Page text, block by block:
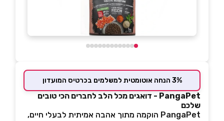
3% הנחה אוטומטית למשלמים בכרטיס המועדון
PangaPet - דואגים מכל הלב לחברים הכי טובים
שלכם
PangaPet הוקמה מתוך אהבה אמיתית לבעלי חיים,